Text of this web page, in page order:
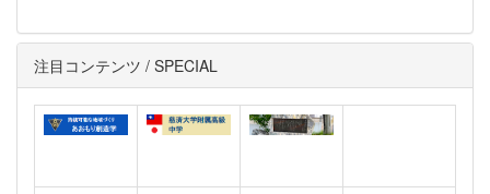
注目コンテンツ / SPECIAL